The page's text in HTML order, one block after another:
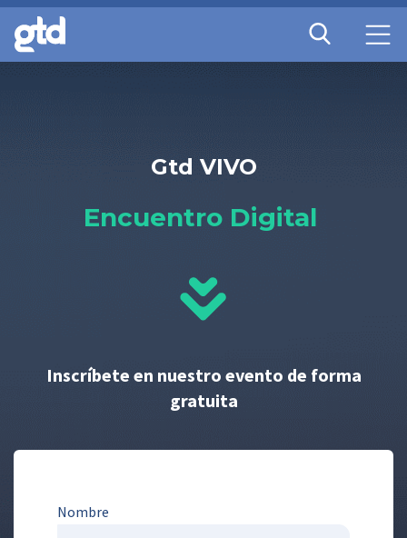
Gtd VIVO
Encuentro Digital
Inscríbete en nuestro evento de forma
gratuita
Nombre